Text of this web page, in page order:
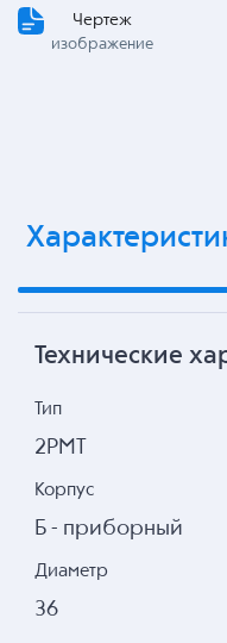
Чертеж
изображение
Технические
Тип
2РМТ
Корпус
Б - приборный
Диаметр
36